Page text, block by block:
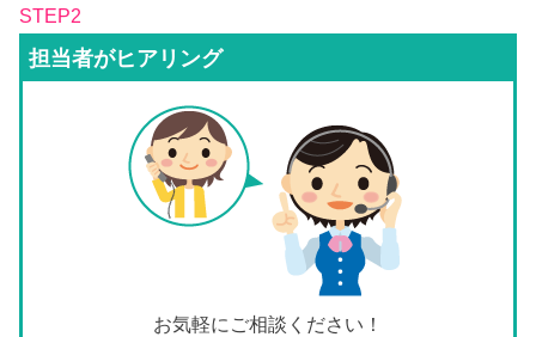
STEP2
担当者がヒアリング
お気軽にご相談ください！